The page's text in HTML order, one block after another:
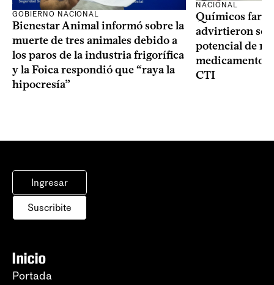
GOBIERNO NACIONAL
Bienestar Animal informó sobre la
muerte de tres animales debido a
los paros de la industria frigorífica
y la Foica respondió que “raya la
hipocresía”
NACIONAL
Químicos
advirtieron
potencial de
medicamentos
CTI
Ingresar
Suscribite
Inicio
Portada